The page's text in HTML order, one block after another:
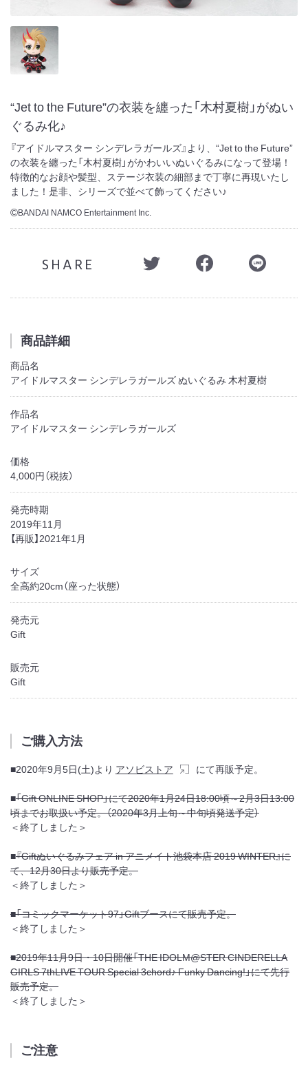
“Jet to the Future”の衣装を纏った「木村夏樹」がぬい
ぐるみ化♪
『アイドルマスター シンデレラガールズ』より、“Jet to the Future”
の衣装を纏った「木村夏樹」がかわいいぬいぐるみになって登場！
特徴的なお顔や髪型、ステージ衣装の細部まで丁寧に再現いたし
ました！是非、シリーズで並べて飾ってください♪
©BANDAI NAMCO Entertainment Inc.
SHARE
商品詳細
商品名
アイドルマスター シンデレラガールズ ぬいぐるみ 木村夏樹
作品名
アイドルマスター シンデレラガールズ
価格
4,000円（税抜）
発売時期
2019年11月
【再販】2021年1月
サイズ
全高約20cm（座った状態）
発売元
Gift
販売元
Gift
ご購入方法
■2020年9月5日(土)より アソビストア にて再販予定。
■「Gift ONLINE SHOP」にて2020年1月24日18:00頃～2月3日13:00
頃までお取扱い予定。（2020年3月上旬～中旬頃発送予定）
＜終了しました＞
■『Giftぬいぐるみフェア in アニメイト池袋本店 2019 WINTER』に
て、12月30日より販売予定。
＜終了しました＞
■「コミックマーケット97」Giftブースにて販売予定。
＜終了しました＞
■2019年11月9日・10日開催「THE IDOLM@STER CINDERELLA
GIRLS 7thLIVE TOUR Special 3chord♪ Funky Dancing!」にて先行
販売予定。
＜終了しました＞
ご注意